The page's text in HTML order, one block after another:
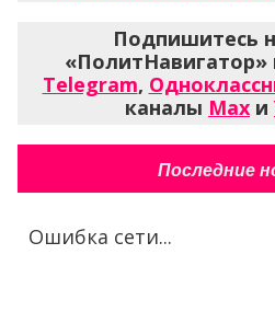
Подпишитесь
Telegram,
каналы Max и
Последние
Ошибка сети...